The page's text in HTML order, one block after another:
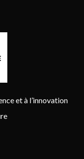
et à l’innovation